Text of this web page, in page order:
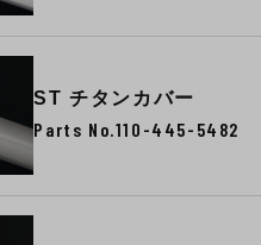
ST チタンカバー
Parts No.110-445-5482